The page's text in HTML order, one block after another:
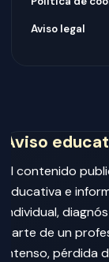
Aviso legal
Aviso
El contenido
educativa e
individual,
parte de un
intenso, pérdida